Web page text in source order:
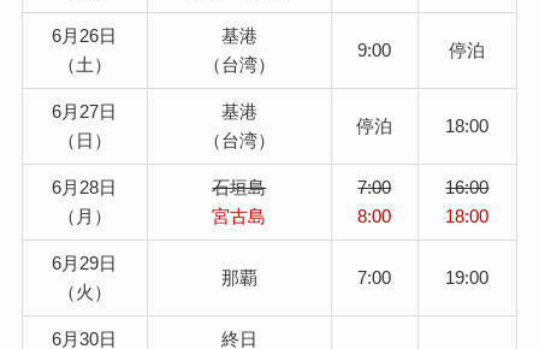
6月26日
（土）
基港
（台湾）
9:00 停泊
6月27日
（日）
基港
（台湾）
停泊 18:00
6月28日
（月）
石垣島
宮古島
7:00
8:00
16:00
18:00
6月29日
（火）
那覇 7:00 19:00
6月30日
終日